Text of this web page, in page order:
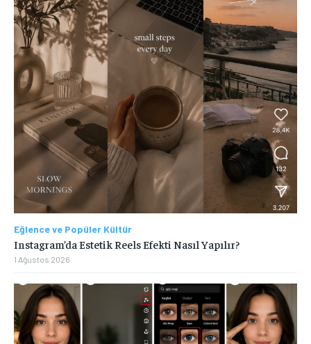
Eğlence ve Popüler Kültür
Instagram’da Estetik Reels Efekti Nasıl Yapılır?
1 Ağustos 2026